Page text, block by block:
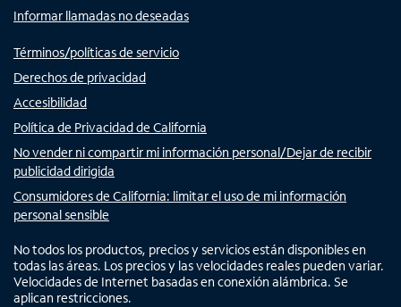
Informar llamadas no deseadas
Términos/políticas de servicio
Derechos de privacidad
Accesibilidad
Política de Privacidad de California
No vender ni compartir mi información personal/Dejar de recibir
publicidad dirigida
Consumidores de California: limitar el uso de mi información
personal sensible
No todos los productos, precios y servicios están disponibles en
todas las áreas. Los precios y las velocidades reales pueden variar.
Velocidades de Internet basadas en conexión alámbrica. Se
aplican restricciones.